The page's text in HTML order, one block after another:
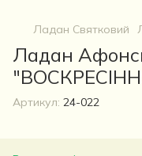
Ладан Святковий
Ладан
Артикул: 24-022